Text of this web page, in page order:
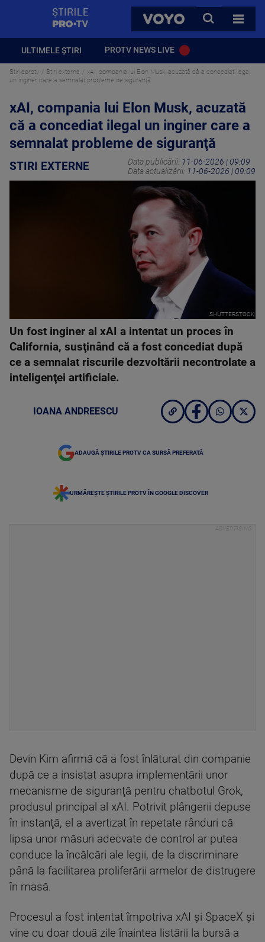
VOYO
CAUTA
TOATE
ULTIMELE ȘTIRI PROTV NEWS LIVE
Stirileprotv Stiri externe
xAI, compania lui Elon Musk, acuzată că a concediat ilegal
un inginer care a semnalat probleme de siguranţă
xAI, compania lui Elon Musk, acuzată
că a concediat ilegal un inginer care a
semnalat probleme de siguranţă
STIRI EXTERNE Data publicării: 11-06-2026 | 09:09
Data actualizării: 11-06-2026 | 09:09
SHUTTERSTOCK
Un fost inginer al xAI a intentat un proces în
California, susţinând că a fost concediat după
ce a semnalat riscurile dezvoltării necontrolate a
inteligenţei artificiale.
IOANA ANDREESCU
ADAUGĂ ȘTIRILE PROTV CA SURSĂ PREFERATĂ
URMĂREȘTE ȘTIRILE PROTV ÎN GOOGLE DISCOVER
Devin Kim afirmă că a fost înlăturat din companie
după ce a insistat asupra implementării unor
mecanisme de siguranţă pentru chatbotul Grok,
produsul principal al xAI. Potrivit plângerii depuse
în instanţă, el a avertizat în repetate rânduri că
lipsa unor măsuri adecvate de control ar putea
conduce la încălcări ale legii, de la discriminare
până la facilitarea proliferării armelor de distrugere
în masă.
Procesul a fost intentat împotriva xAI şi SpaceX şi
vine cu doar două zile înaintea listării la bursă a